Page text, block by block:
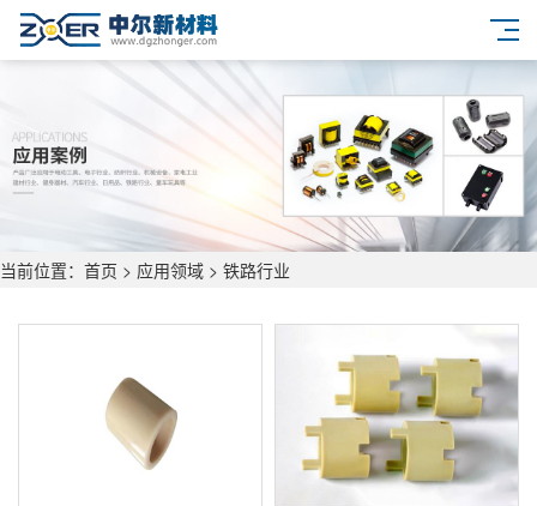
当前位置： 首页 > 应用领域 > 铁路行业